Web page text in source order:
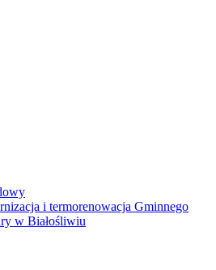
i termorenowacja Gminnego
w Białośliwiu